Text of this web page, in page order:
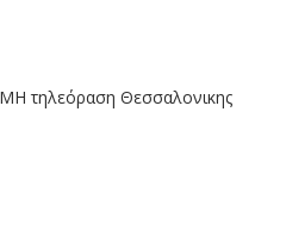
τηλεόραση Θεσσαλονικης